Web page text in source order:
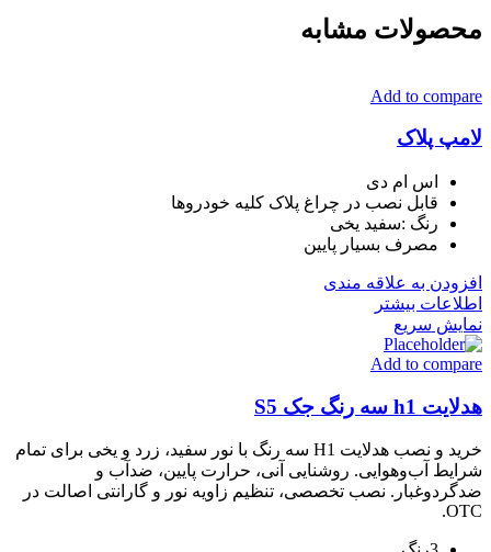
محصولات مشابه
Add to compare
لامپ پلاک
اس ام دی
قابل نصب در چراغ پلاک کلیه خودروها
رنگ :سفید یخی
مصرف بسیار پایین
افزودن به علاقه مندی
اطلاعات بیشتر
نمایش سریع
Add to compare
هدلایت h1 سه رنگ جک S5
خرید و نصب هدلایت H1 سه رنگ با نور سفید، زرد و یخی برای تمام
شرایط آب‌وهوایی. روشنایی آنی، حرارت پایین، ضدآب و
ضدگردوغبار. نصب تخصصی، تنظیم زاویه نور و گارانتی اصالت در
OTC.